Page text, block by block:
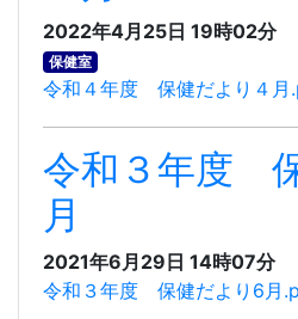
2022年4月25日 19時02分
保健室
令和４年度 保健だより４月
令和３年度
月
2021年6月29日 14時07分
令和３年度 保健だより6月